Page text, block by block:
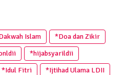
Islam
*Doa dan Zikir
*hijabsyarildii
*Idul Fitri *Ijtihad Ulama LDII